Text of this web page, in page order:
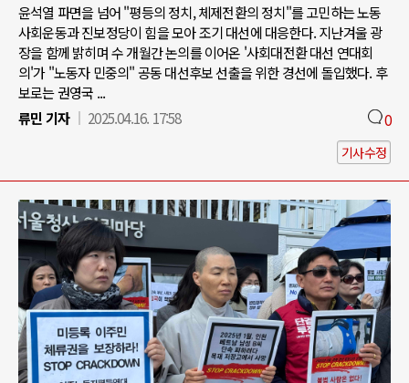
윤석열 파면을 넘어 "평등의 정치, 체제전환의 정치"를 고민하는 노동
사회운동과 진보정당이 힘을 모아 조기 대선에 대응한다. 지난겨울 광
장을 함께 밝히며 수 개월간 논의를 이어온 '사회대전환 대선 연대회
의'가 "노동자 민중의" 공동 대선후보 선출을 위한 경선에 돌입했다. 후
보로는 권영국 ...
류민 기자
2025.04.16. 17:58 0
기사수정